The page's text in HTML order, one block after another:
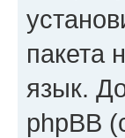
пакета
язык.
phpBB